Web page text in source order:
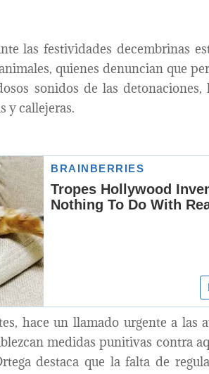
las festividades decembrinas
quienes denuncian que
sonidos de las detonaciones,
y callejeras.
hace un llamado urgente a las
medidas punitivas contra
destaca que la falta de